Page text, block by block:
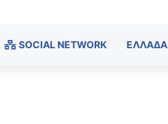
SOCIAL NETWORK ΕΛΛΆΔΑ